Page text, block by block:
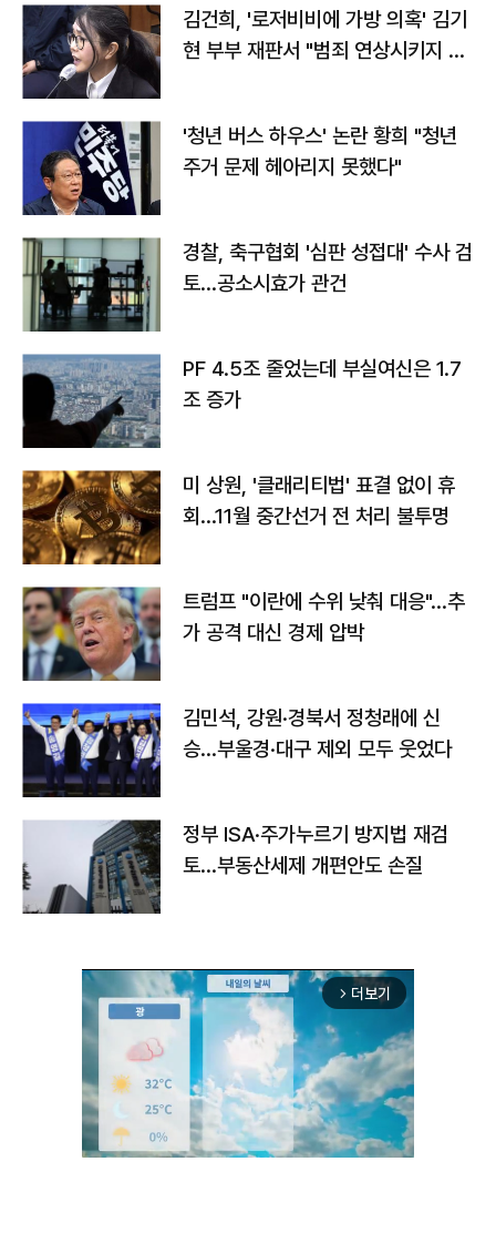
김건희, '로저비비에 가방 의혹' 김기
현 부부 재판서 "범죄 연상시키지 말
'청년 버스 하우스' 논란 황희 "청년
주거 문제 헤아리지 못했다"
경찰, 축구협회 '심판 성접대' 수사 검
토…공소시효가 관건
PF 4.5조 줄었는데 부실여신은 1.7
조 증가
미 상원, '클래리티법' 표결 없이 휴
회…11월 중간선거 전 처리 불투명
트럼프 "이란에 수위 낮춰 대응"…추
가 공격 대신 경제 압박
김민석, 강원·경북서 정청래에 신
승…부울경·대구 제외 모두 웃었다
정부 ISA·주가누르기 방지법 재검
토…부동산세제 개편안도 손질
arrow_forward_ios 더보기